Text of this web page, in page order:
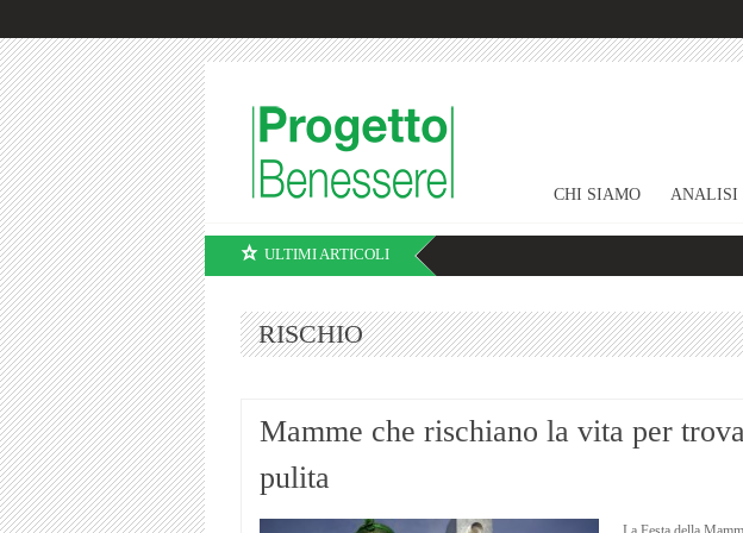
CHI SIAMO ANALISI
ULTIMI ARTICOLI
RISCHIO
Mamme che rischiano la vita per
pulita